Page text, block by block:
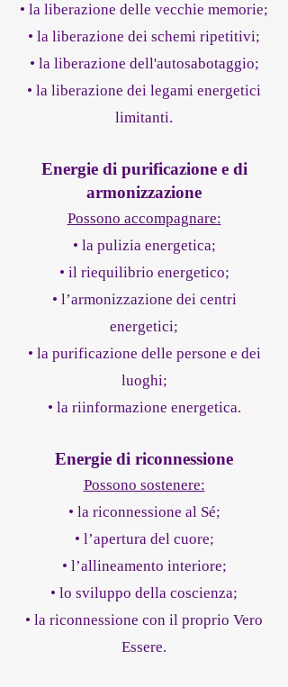
• la liberazione delle vecchie memorie;
• la liberazione dei schemi ripetitivi;
• la liberazione dell'autosabotaggio;
• la liberazione dei legami energetici
limitanti.
Energie di purificazione e di
armonizzazione
Possono accompagnare:
• la pulizia energetica;
• il riequilibrio energetico;
• l’armonizzazione dei centri
energetici;
• la purificazione delle persone e dei
luoghi;
• la riinformazione energetica.
Energie di riconnessione
Possono sostenere:
• la riconnessione al Sé;
• l’apertura del cuore;
• l’allineamento interiore;
• lo sviluppo della coscienza;
• la riconnessione con il proprio Vero
Essere.